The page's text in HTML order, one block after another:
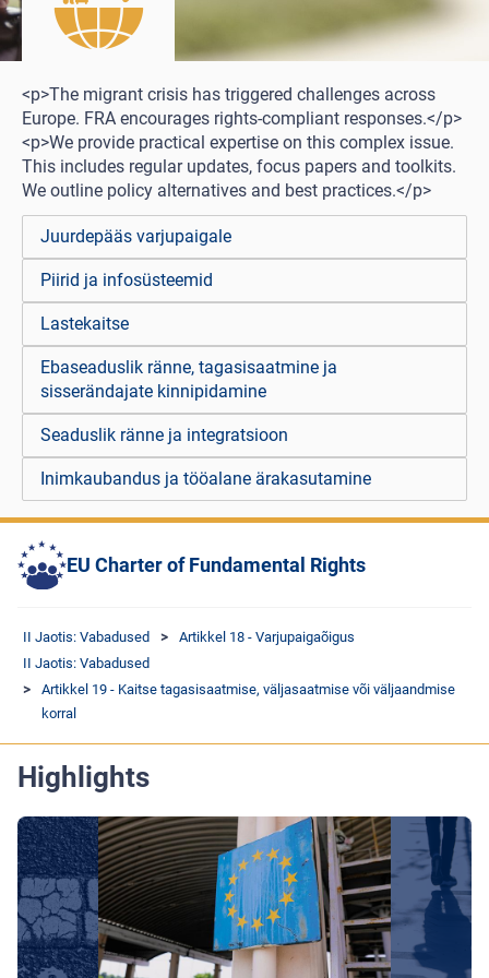
<p>The migrant crisis has triggered challenges across
Europe. FRA encourages rights-compliant responses.</p>
<p>We provide practical expertise on this complex issue.
This includes regular updates, focus papers and toolkits.
We outline policy alternatives and best practices.</p>
Juurdepääs varjupaigale
Piirid ja infosüsteemid
Lastekaitse
Ebaseaduslik ränne, tagasisaatmine ja
sisserändajate kinnipidamine
Seaduslik ränne ja integratsioon
Inimkaubandus ja tööalane ärakasutamine
EU Charter of Fundamental Rights
II Jaotis: Vabadused
Artikkel 18 - Varjupaigaõigus
II Jaotis: Vabadused
Artikkel 19 - Kaitse tagasisaatmise, väljasaatmise või väljaandmise
korral
Highlights